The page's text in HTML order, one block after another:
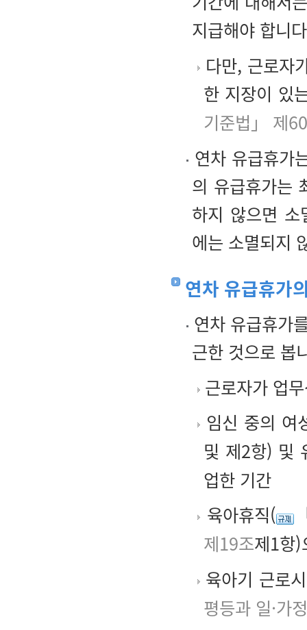
지급해야 합니
다만, 근로자
한 지장이 있
기준법」 제
연차 유급휴가
의 유급휴가는
하지 않으면 소
에는 소멸되지
연차 유급휴가
연차 유급휴가
근한 것으로 봅
근로자가 업
임신 중의 여
및 제2항) 및
업한 기간
육아휴직(
제19조제1항)
육아기 근로
평등과 일·가